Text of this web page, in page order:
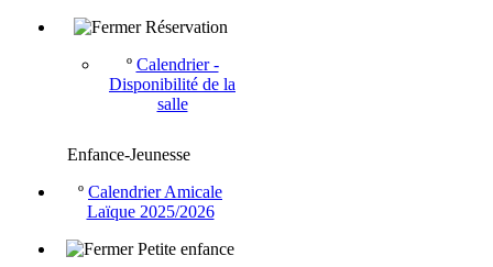
Réservation
º Calendrier -
Disponibilité de la
salle
Enfance-Jeunesse
º Calendrier Amicale
Laïque 2025/2026
Petite enfance